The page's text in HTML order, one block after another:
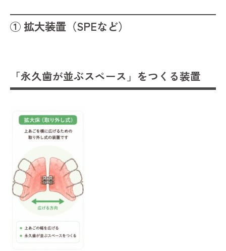
① 拡大装置（SPEなど）
「永久歯が並ぶスペース」をつくる装置